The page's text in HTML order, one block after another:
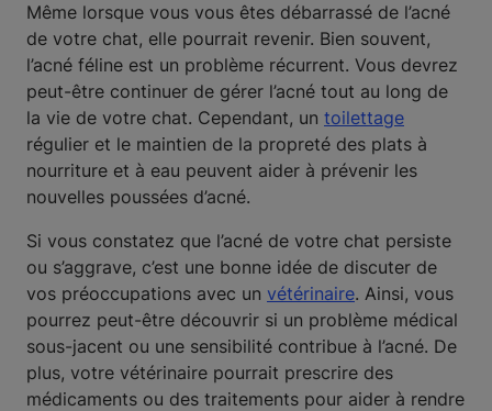
Même lorsque vous vous êtes débarrassé de l’acné
de votre chat, elle pourrait revenir. Bien souvent,
l’acné féline est un problème récurrent. Vous devrez
peut-être continuer de gérer l’acné tout au long de
la vie de votre chat. Cependant, un toilettage
régulier et le maintien de la propreté des plats à
nourriture et à eau peuvent aider à prévenir les
nouvelles poussées d’acné.
Si vous constatez que l’acné de votre chat persiste
ou s’aggrave, c’est une bonne idée de discuter de
vos préoccupations avec un vétérinaire. Ainsi, vous
pourrez peut-être découvrir si un problème médical
sous-jacent ou une sensibilité contribue à l’acné. De
plus, votre vétérinaire pourrait prescrire des
médicaments ou des traitements pour aider à rendre